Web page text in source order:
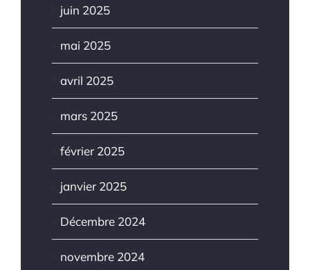
juin 2025
mai 2025
avril 2025
mars 2025
février 2025
janvier 2025
Décembre 2024
novembre 2024